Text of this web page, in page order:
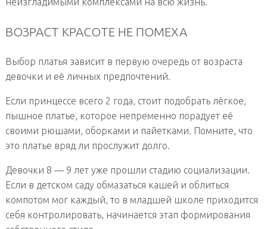
ВОЗРАСТ КРАСОТЕ НЕ ПОМЕХА
Выбор платья зависит в первую очередь от возраста
девочки и её личных предпочтений.
Если принцессе всего 2 года, стоит подобрать лёгкое,
пышное платье, которое непременно порадует её
своими рюшами, оборками и пайетками. Помните, что
это платье вряд ли прослужит долго.
Девочки 8 — 9 лет уже прошли стадию социализации.
Если в детском саду обмазаться кашей и облиться
компотом мог каждый, то в младшей школе приходится
себя контролировать, начинается этап формирования